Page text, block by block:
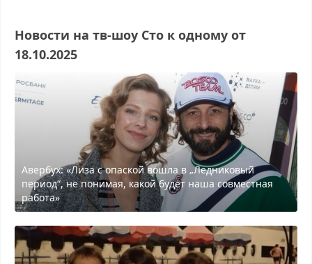
Новости на тв-шоу Сто к одному от
18.10.2025
Авербух: «Лиза с опаской вошла в „Ледниковый
период“, не понимая, какой будет наша совместная
работа»